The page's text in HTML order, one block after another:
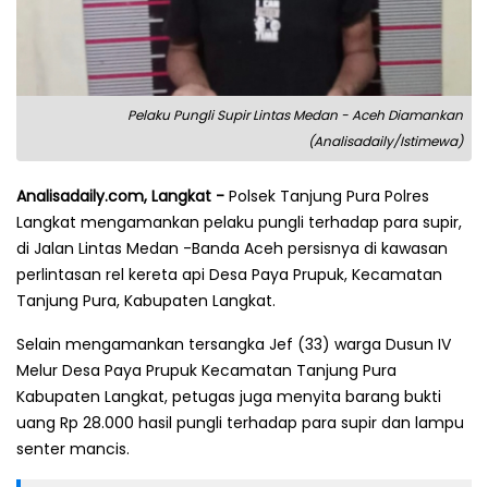
Pelaku Pungli Supir Lintas Medan - Aceh Diamankan
(Analisadaily/Istimewa)
Analisadaily.com, Langkat - Polsek Tanjung Pura Polres
Langkat mengamankan pelaku pungli terhadap para supir,
di Jalan Lintas Medan -Banda Aceh persisnya di kawasan
perlintasan rel kereta api Desa Paya Prupuk, Kecamatan
Tanjung Pura, Kabupaten Langkat.
Selain mengamankan tersangka Jef (33) warga Dusun IV
Melur Desa Paya Prupuk Kecamatan Tanjung Pura
Kabupaten Langkat, petugas juga menyita barang bukti
uang Rp 28.000 hasil pungli terhadap para supir dan lampu
senter mancis.